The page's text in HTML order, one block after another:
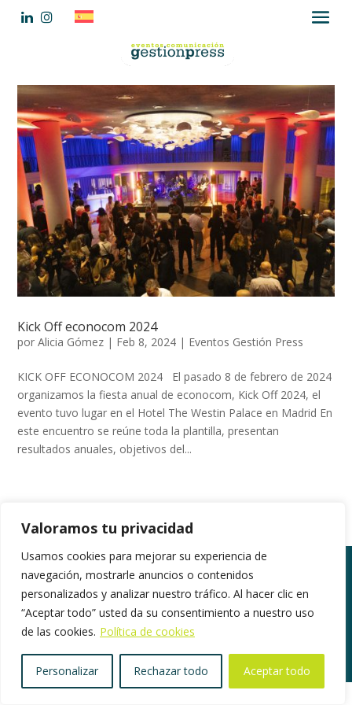
Valoramos tu privacidad
Usamos cookies para mejorar su experiencia de
navegación, mostrarle anuncios o contenidos
personalizados y analizar nuestro tráfico. Al hacer clic en
“Aceptar todo” usted da su consentimiento a nuestro uso
de las cookies. Política de cookies
Personalizar Rechazar todo Aceptar todo
Kick Off econocom 2024
porAlicia Gómez | Feb 8, 2024 | Eventos Gestión Press
KICK OFF ECONOCOM 2024 El pasado 8 de febrero de 2024
organizamos la fiesta anual de econocom, Kick Off 2024, el
evento tuvo lugar en el Hotel The Westin Palace en Madrid En
este encuentro se reúne toda la plantilla, presentan
resultados anuales, objetivos del...
©2018. Todos los derechos reservados |
www.gestionpress.com
Herramientas de Privacidad